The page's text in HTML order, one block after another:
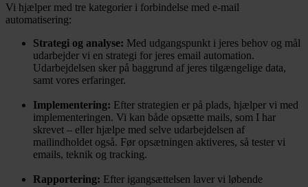
Vi hjælper med tre kategorier i forbindelse med e-mail
automatisering:
Strategi og analyse: Med udgangspunkt i jeres behov og mål
udarbejder vi en strategi for jeres email automation.
Udarbejdelsen sker på baggrund af jeres tilgængelige data,
samt vores erfaringer.
Implementering: Efter strategien er på plads, hjælper vi med
implementeringen. Vi kan både opsætte mails, som I har
skrevet – eller hjælpe med selve udarbejdelsen af
mailindholdet også. Før opsætningen aktiveres, så tester vi
emails, teknik og tracking.
Rapportering: Efter igangsættelsen laver vi løbende